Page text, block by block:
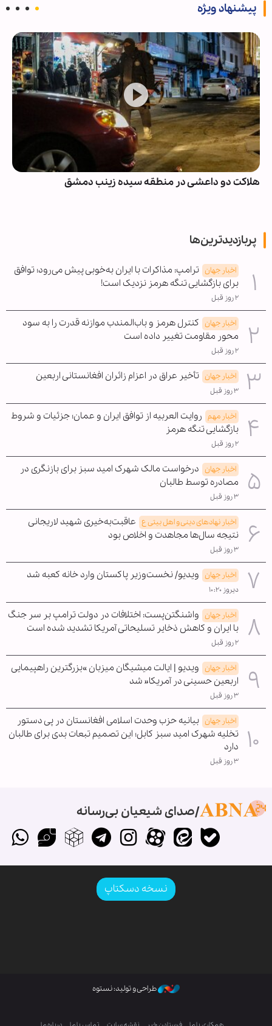
پیشنهاد ویژه
هلاکت دو داعشی در منطقه سیده زینب دمشق
پربازدیدترین‌ها
اخبار جهان ترامپ: مذاکرات با ایران به‌خوبی پیش می‌رود؛ توافق
برای بازگشایی تنگه هرمز نزدیک است!
۲ روز قبل
اخبار جهان کنترل هرمز و باب‌المندب موازنه قدرت را به سود
محور مقاومت تغییر داده است
۲ روز قبل
اخبار جهان تأخیر عراق در اعزام زائران افغانستانی اربعین
۳ روز قبل
اخبار مهم روایت العربیه از توافق ایران و عمان؛ جزئیات و شروط
بازگشایی تنگه هرمز
۲ روز قبل
اخبار جهان درخواست مالک شهرک امید سبز برای بازنگری در
مصادره توسط طالبان
۳ روز قبل
اخبار نهادهای دینی و اهل بیتی ع عاقبت‌به‌خیری شهید لاریجانی
نتیجه سال‌ها مجاهدت و اخلاص بود
۳ روز قبل
اخبار جهان ویدیو/ نخست‌وزیر پاکستان وارد خانه کعبه شد
دیروز ۱۰:۲۰
اخبار جهان واشنگتن‌پست: اختلافات در دولت ترامپ بر سر جنگ
با ایران و کاهش ذخایر تسلیحاتی آمریکا تشدید شده است
۲ روز قبل
اخبار جهان ویدیو | ایالت میشیگان میزبان »بزرگترین راهپیمایی
اربعین حسینی در آمریکا« شد
۳ روز قبل
اخبار جهان بیانیه حزب وحدت اسلامی افغانستان در پی دستور
تخلیه شهرک امید سبز کابل؛ این تصمیم تبعات بدی برای طالبان
دارد
۳ روز قبل
صدای شیعیان بی‌رسانه
نسخه دسکتاپ
طراحی و تولید: نستوه